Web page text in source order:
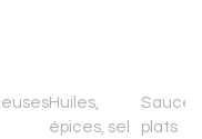
Huiles,
épices, sel
plats